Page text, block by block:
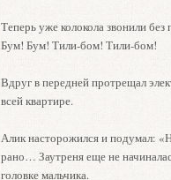
Теперь уже колокола звонили
Бум! Бум! Тили-бом! Тили-бом!
Вдруг в передней протрещал
всей квартире.
Алик насторожился и подумал:
рано… Заутреня еще не
головке мальчика.